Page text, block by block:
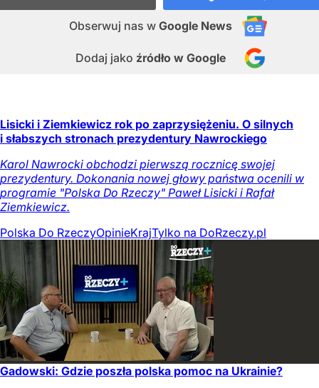
Obserwuj nas w Google News
Dodaj jako źródło w Google
Lisicki i Ziemkiewicz rok po zaprzysiężeniu. O silnych
i słabszych stronach prezydentury Nawrockiego
Karol Nawrocki obchodzi pierwszą rocznicę swojej
prezydentury. Dokonania nowej głowy państwa ocenili w
programie "Polska Do Rzeczy" Paweł Lisicki i Rafał
Ziemkiewicz.
Polska Do RzeczyOpinieKrajTylko na DoRzeczy.pl
Gadowski: Gdzie poszła polska pomoc na Ukrainie?